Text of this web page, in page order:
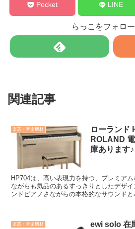
Pocket LINE
らっこをフォロ
関連記事
楽器・音楽機材
ローランド
ROLAND
庫あります♪
HP704は、高い表現力を持つ、プレミア
ながらも気品のあるすっきりとしたデザ
ンドピアノさながらの本格的なサウンド
楽器・音楽機材
ewi solo 在